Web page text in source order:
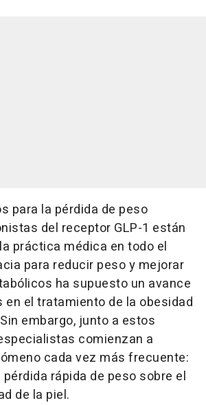
para la pérdida de peso
del receptor GLP-1 están
práctica médica en todo el
para reducir peso y mejorar
ha supuesto un avance
en el tratamiento de la obesidad
embargo, junto a estos
comienzan a
cada vez más frecuente:
rápida de peso sobre el
de la piel.